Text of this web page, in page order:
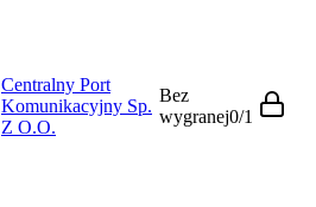
Centralny Port
Komunikacyjny Sp.
Z O.O.
Bez
wygranej0/1